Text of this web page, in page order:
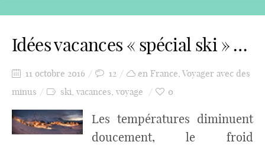
Idées vacances « spécial ski » …
11 octobre 2016 12 en France, Voyager avec des
minus
ski, vacances, voyage 0
Les températures diminuent
doucement, le froid